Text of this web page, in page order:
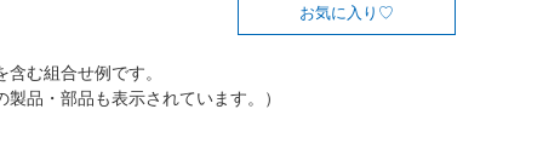
お気に入り
む組合せ例です。
製品・部品も表示されています。）